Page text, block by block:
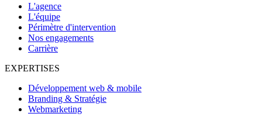
L'agence
L'équipe
Périmètre d'intervention
Nos engagements
Carrière
EXPERTISES
Développement web & mobile
Branding & Stratégie
Webmarketing